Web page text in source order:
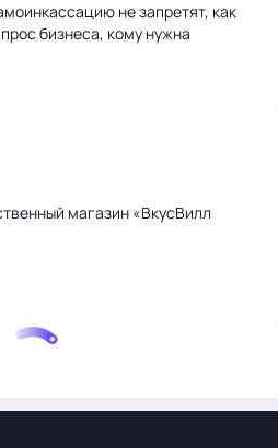
не запретят, как
бизнеса, кому нужна
магазин «ВкусВилл